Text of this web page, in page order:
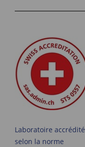
Laboratoire accrédité
selon la norme